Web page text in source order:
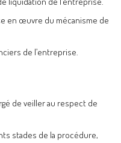
en œuvre du mécanisme de
de l’entreprise.
de veiller au respect de
stades de la procédure,